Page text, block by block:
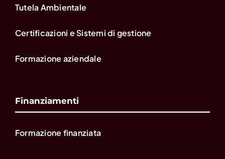
Tutela Ambientale
Certificazioni e Sistemi di gestione
Formazione aziendale
Finanziamenti
Formazione finanziata